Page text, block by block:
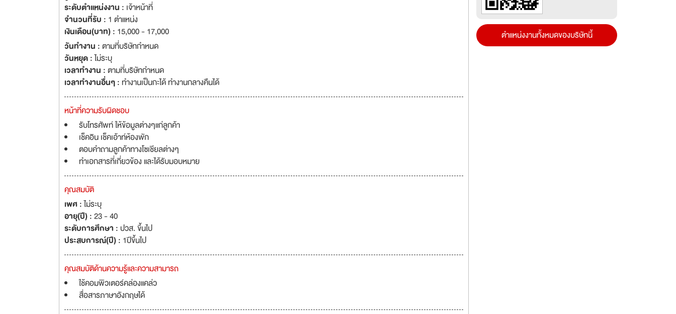
ระดับตำแหน่งงาน : เจ้าหน้าที่
จำนวนที่รับ : 1 ตำแหน่ง
เงินเดือน(บาท) : 15,000 - 17,000
วันทำงาน :ตามที่บริษัทกำหนด
วันหยุด :ไม่ระบุ
เวลาทำงาน :ตามที่บริษัทกำหนด
เวลาทำงานอื่นๆ :ทำงานเป็นกะได้ ทำงานกลางคืนได้
หน้าที่ความรับผิดชอบ
รับโทรศัพท์ ให้ข้อมูลต่างๆแก่ลูกค้า
เช็คอิน เช็คเอ้าท์ห้องพัก
ตอบคำถามลูกค้าทางโซเชียลต่างๆ
ทำเอกสารที่เกี่ยวข้อง และได้รับมอบหมาย
คุณสมบัติ
เพศ :ไม่ระบุ
อายุ(ปี) :23 - 40
ระดับการศึกษา :ปวส. ขึ้นไป
ประสบการณ์(ปี) : 1ปีขึ้นไป
คุณสมบัติด้านความรู้และความสามารถ
ใช้คอมพิวเตอร์คล่องแคล่ว
สื่อสารภาษาอังกฤษได้
ตำแหน่งงานทั้งหมดของบริษัทนี้